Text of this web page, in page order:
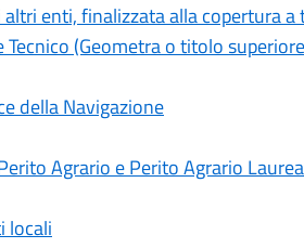
enti, finalizzata alla copertura a
(Geometra o titolo superiore
della Navigazione
Agrario e Perito Agrario
locali